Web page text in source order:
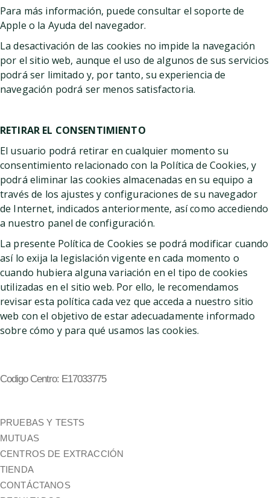
Para más información, puede consultar el soporte de
Apple o la Ayuda del navegador.
La desactivación de las cookies no impide la navegación
por el sitio web, aunque el uso de algunos de sus servicios
podrá ser limitado y, por tanto, su experiencia de
navegación podrá ser menos satisfactoria.
RETIRAR EL CONSENTIMIENTO
El usuario podrá retirar en cualquier momento su
consentimiento relacionado con la Política de Cookies, y
podrá eliminar las cookies almacenadas en su equipo a
través de los ajustes y configuraciones de su navegador
de Internet, indicados anteriormente, así como accediendo
a nuestro panel de configuración.
La presente Política de Cookies se podrá modificar cuando
así lo exija la legislación vigente en cada momento o
cuando hubiera alguna variación en el tipo de cookies
utilizadas en el sitio web. Por ello, le recomendamos
revisar esta política cada vez que acceda a nuestro sitio
web con el objetivo de estar adecuadamente informado
sobre cómo y para qué usamos las cookies.
Codigo Centro: E17033775
PRUEBAS Y TESTS
MUTUAS
CENTROS DE EXTRACCIÓN
TIENDA
CONTÁCTANOS